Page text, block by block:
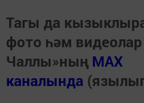
Тагы да
фото һәм
Чаллы»ның MAX
каналында